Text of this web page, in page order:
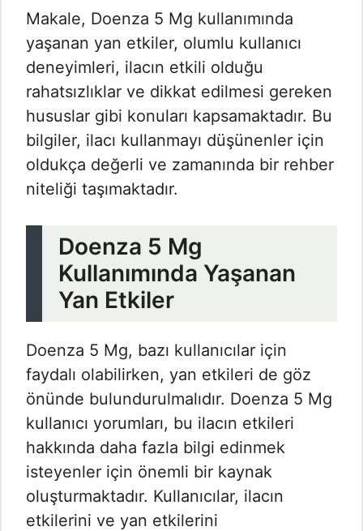
Makale, Doenza 5 Mg kullanımında
yaşanan yan etkiler, olumlu kullanıcı
deneyimleri, ilacın etkili olduğu
rahatsızlıklar ve dikkat edilmesi gereken
hususlar gibi konuları kapsamaktadır. Bu
bilgiler, ilacı kullanmayı düşünenler için
oldukça değerli ve zamanında bir rehber
niteliği taşımaktadır.
Doenza 5 Mg
Kullanımında Yaşanan
Yan Etkiler
Doenza 5 Mg, bazı kullanıcılar için
faydalı olabilirken, yan etkileri de göz
önünde bulundurulmalıdır. Doenza 5 Mg
kullanıcı yorumları​, bu ilacın etkileri
hakkında daha fazla bilgi edinmek
isteyenler için önemli bir kaynak
oluşturmaktadır. Kullanıcılar, ilacın
etkilerini ve yan etkilerini